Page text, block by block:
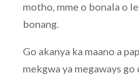
motho, mme o bonala o
bonang.
Go akanya ka maano a
mekgwa ya megaways